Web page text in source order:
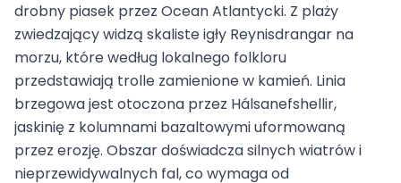
drobny piasek przez Ocean Atlantycki. Z plaży
zwiedzający widzą skaliste igły Reynisdrangar na
morzu, które według lokalnego folkloru
przedstawiają trolle zamienione w kamień. Linia
brzegowa jest otoczona przez Hálsanefshellir,
jaskinię z kolumnami bazaltowymi uformowaną
przez erozję. Obszar doświadcza silnych wiatrów i
nieprzewidywalnych fal, co wymaga od